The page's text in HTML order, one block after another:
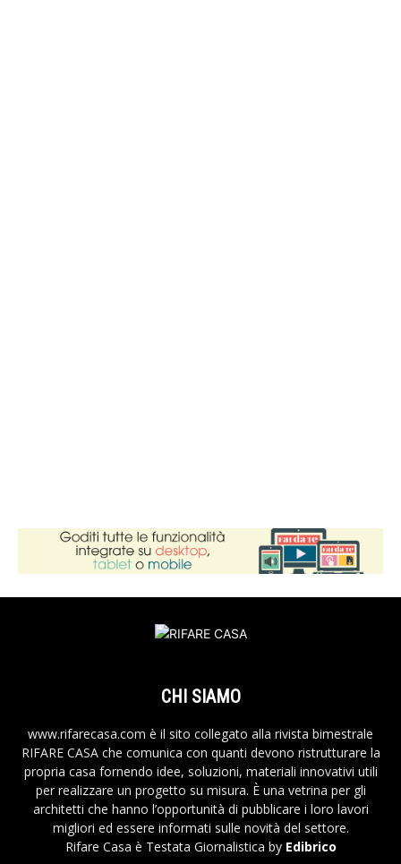
CHI SIAMO
www.rifarecasa.com è il sito collegato alla rivista bimestrale
RIFARE CASA che comunica con quanti devono ristrutturare la
propria casa fornendo idee, soluzioni, materiali innovativi utili
per realizzare un progetto su misura. È una vetrina per gli
architetti che hanno l’opportunità di pubblicare i loro lavori
migliori ed essere informati sulle novità del settore.
Rifare Casa è Testata Giornalistica by Edibrico